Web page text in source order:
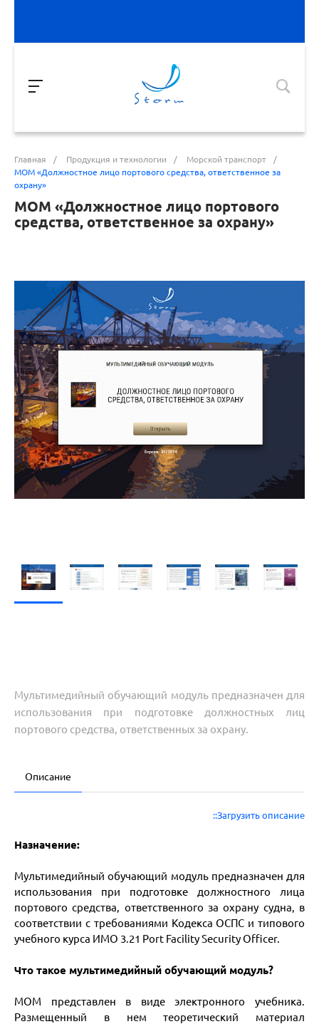
Главная / Продукция и технологии / Морской транспорт
/
МОМ «Должностное лицо портового средства, ответственное за
охрану»
МОМ «Должностное лицо портового
средства, ответственное за охрану»
Мультимедийный обучающий модуль предназначен для
использования при подготовке должностных лиц
портового средства, ответственных за охрану.
Описание
::Загрузить описание
Назначение:
Мультимедийный обучающий модуль предназначен для
использования при подготовке должностного лица
портового средства, ответственного за охрану судна, в
соответствии с требованиями Кодекса ОСПС и типового
учебного курса ИМО 3.21 Port Facility Security Officer.
Что такое мультимедийный обучающий модуль?
МОМ представлен в виде электронного учебника.
Размещенный в нем теоретический материал